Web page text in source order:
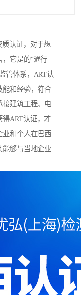
质认证，对于想
，它是的“通行
管体系，ART认
能和经验，符合
接建筑工程、电
得ART认证，才
业和个人在巴西
能够与当地企业